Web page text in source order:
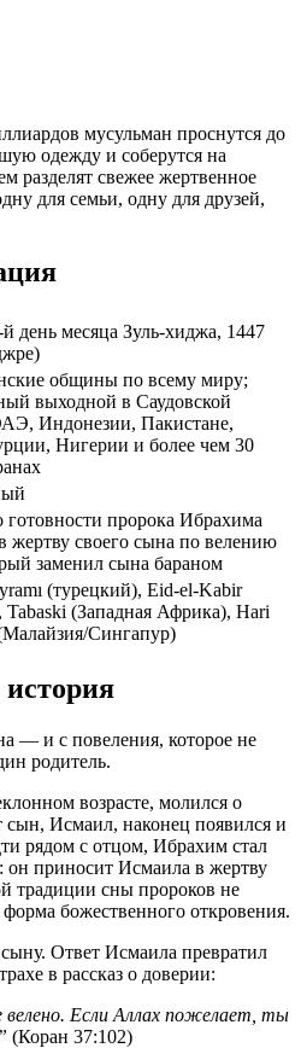
мусульман проснутся до
одежду и соберутся на
разделят свежее жертвенное
для семьи, одну для друзей,
день месяца Зуль-хиджа, 1447
общины по всему миру;
выходной в Саудовской
Индонезии, Пакистане,
Нигерии и более чем 30
готовности пророка Ибрахима
жертву своего сына по велению
заменил сына бараном
(турецкий), Eid-el-Kabir
(Западная Африка), Hari
Сингапур)
— и с повеления, которое не
родитель.
возрасте, молился о
сын, Исмаил, наконец появился и
рядом с отцом, Ибрахим стал
он приносит Исмаила в жертву
традиции сны пророков не
божественного откровения.
Ответ Исмаила превратил
в рассказ о доверии:
Если Аллах пожелает, ты
(Коран 37:102)